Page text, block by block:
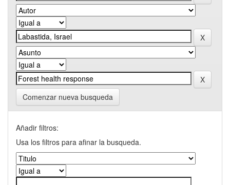
Comenzar nueva busqueda
Añadir filtros:
Usa los filtros para afinar la busqueda.